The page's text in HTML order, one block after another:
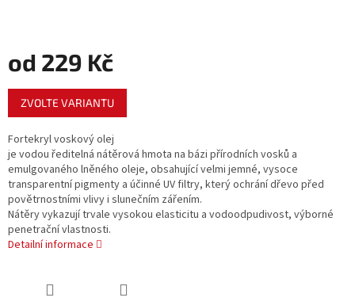
od 229 Kč
Měrná
cena:
ZVOLTE VARIANTU
Fortekryl voskový olej
je vodou ředitelná nátěrová hmota na bázi přírodních vosků a
emulgovaného lněného oleje, obsahující velmi jemné, vysoce
transparentní pigmenty a účinné UV filtry, který ochrání dřevo před
povětrnostními vlivy i slunečním zářením.
Nátěry vykazují trvale vysokou elasticitu a vodoodpudivost, výborné
penetrační vlastnosti.
Detailní informace